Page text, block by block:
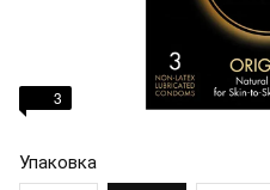
3
Упаковка